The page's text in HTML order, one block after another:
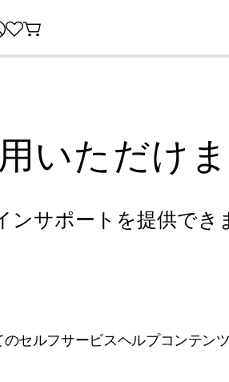
いただけ
サポートを提供でき
セルフサービスヘルプコンテン